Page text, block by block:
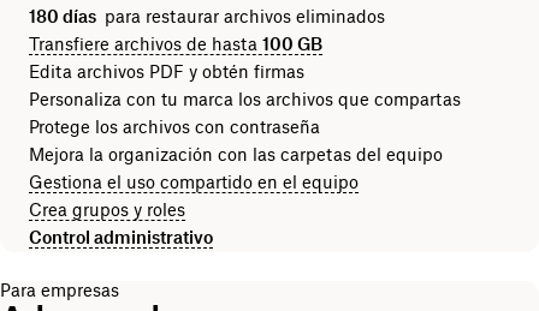
180 días para restaurar archivos eliminados
Transfiere archivos de hasta 100 GB
Edita archivos PDF y obtén firmas
Personaliza con tu marca los archivos que compartas
Protege los archivos con contraseña
Mejora la organización con las carpetas del equipo
Gestiona el uso compartido en el equipo
Crea grupos y roles
Control administrativo
Para empresas